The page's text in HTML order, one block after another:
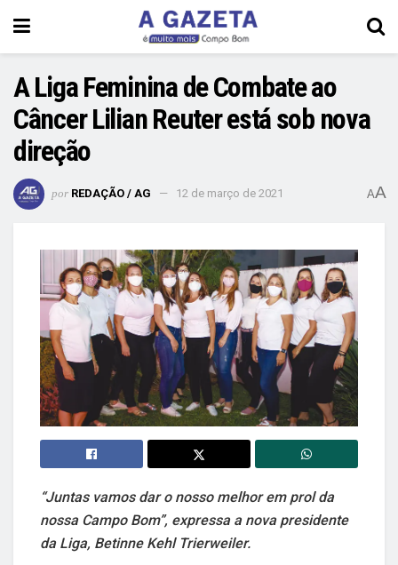
A Liga Feminina de Combate ao
Câncer Lilian Reuter está sob nova
direção
por REDAÇÃO / AG 12 de março de 2021 AA
“Juntas vamos dar o nosso melhor em prol da
nossa Campo Bom”, expressa a nova presidente
da Liga, Betinne Kehl Trierweiler.